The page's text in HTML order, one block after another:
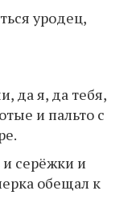
уродец,
да я, да тебя,
и пальто с
серёжки и
обещал к